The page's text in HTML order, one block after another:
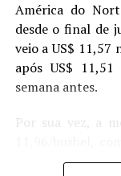
tarifária. O
estoque final de
8,03 milhões de
8,22 milhões de
Figura 1. Análise
produtividade da
que ele
América do
desde o final de
veio a US$
após US$
semana antes.
Por sua vez, a
junho. Um ano